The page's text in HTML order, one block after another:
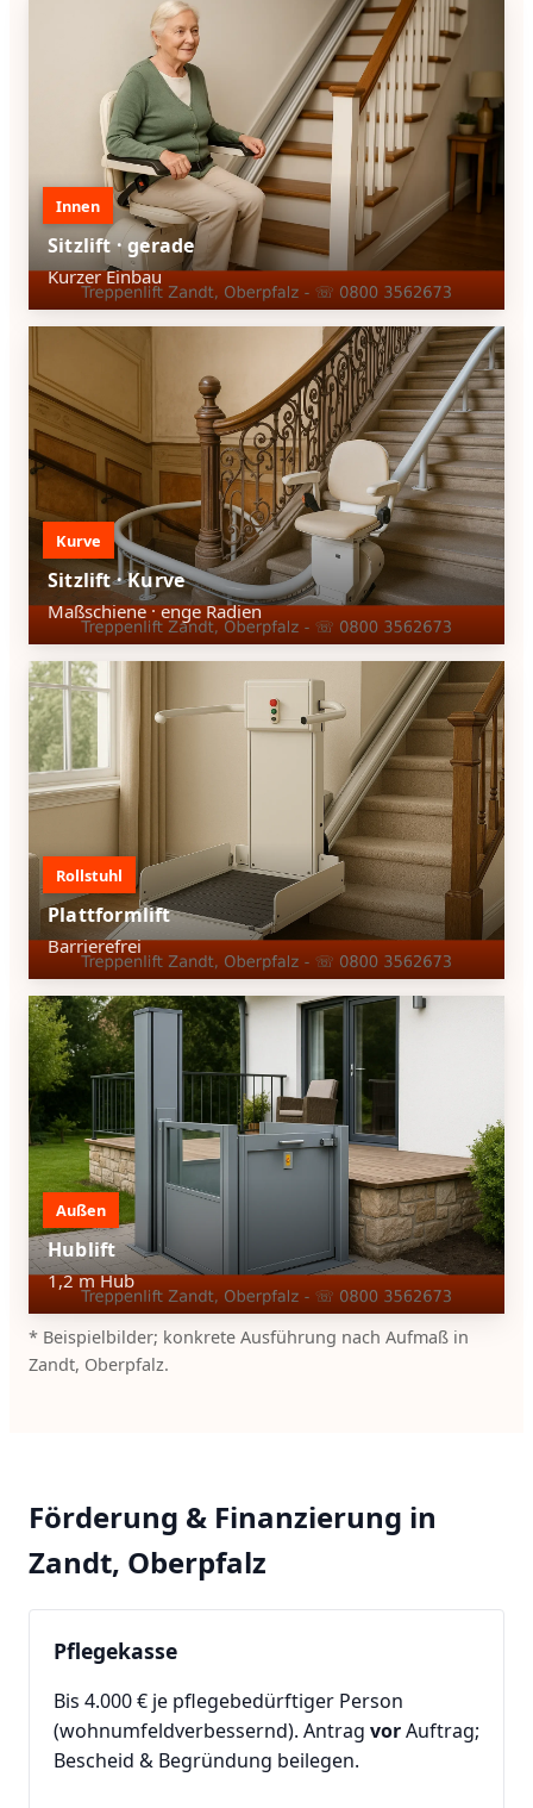
Innen
Sitzlift · gerade
Kurzer Einbau
Kurve
Sitzlift · Kurve
Maßschiene · enge Radien
Rollstuhl
Plattformlift
Barrierefrei
Außen
Hublift
1,2 m Hub
* Beispielbilder; konkrete Ausführung nach Aufmaß in
Zandt, Oberpfalz.
Förderung & Finanzierung in
Zandt, Oberpfalz
Pflegekasse
Bis 4.000 € je pflegebedürftiger Person
(wohnumfeldverbessernd). Antrag vorAuftrag;
Bescheid & Begründung beilegen.